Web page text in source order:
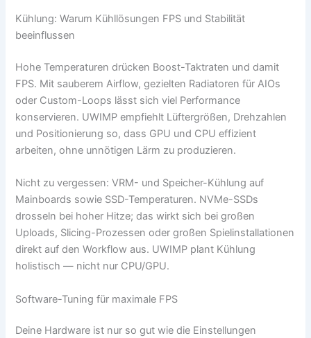
Kühlung: Warum Kühllösungen FPS und Stabilität
beeinflussen
Hohe Temperaturen drücken Boost-Taktraten und damit
FPS. Mit sauberem Airflow, gezielten Radiatoren für AIOs
oder Custom-Loops lässt sich viel Performance
konservieren. UWIMP empfiehlt Lüftergrößen, Drehzahlen
und Positionierung so, dass GPU und CPU effizient
arbeiten, ohne unnötigen Lärm zu produzieren.
Nicht zu vergessen: VRM- und Speicher-Kühlung auf
Mainboards sowie SSD-Temperaturen. NVMe-SSDs
drosseln bei hoher Hitze; das wirkt sich bei großen
Uploads, Slicing-Prozessen oder großen Spielinstallationen
direkt auf den Workflow aus. UWIMP plant Kühlung
holistisch — nicht nur CPU/GPU.
Software-Tuning für maximale FPS
Deine Hardware ist nur so gut wie die Einstellungen